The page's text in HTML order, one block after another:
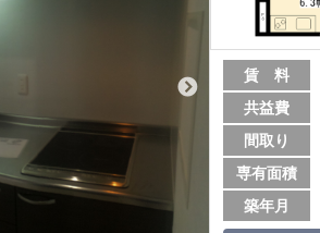
賃 料
共益費
間取り
専有面積
築年月